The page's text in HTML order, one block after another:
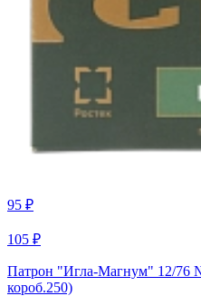
95 ₽
105 ₽
Патрон "Игла-Магнум" 12/76
короб.250)